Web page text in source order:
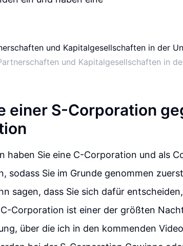
und Kapitalgesellschaften in
einer S-Corporation
haben Sie eine C-Corporation und als
sodass Sie im Grunde genommen
sagen, dass Sie sich dafür
Corporation ist einer der größten
über die ich in den kommenden